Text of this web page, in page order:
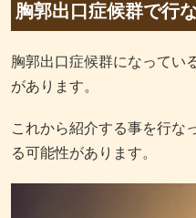
胸郭出口症候群で行
胸郭出口症候群になってい
があります。
これから紹介する事を行な
る可能性があります。